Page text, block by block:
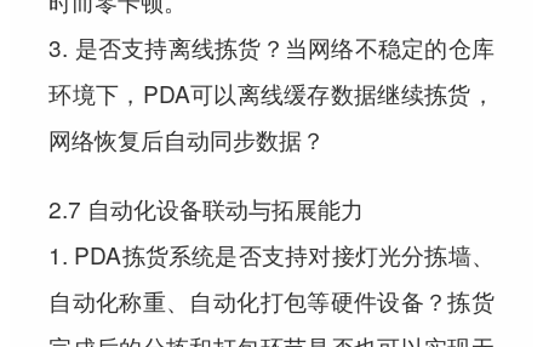
3. 是否支持离线拣货？当网络不稳定的仓库
环境下，PDA可以离线缓存数据继续拣货，
网络恢复后自动同步数据？
2.7 自动化设备联动与拓展能力
1. PDA拣货系统是否支持对接灯光分拣墙、
自动化称重、自动化打包等硬件设备？拣货